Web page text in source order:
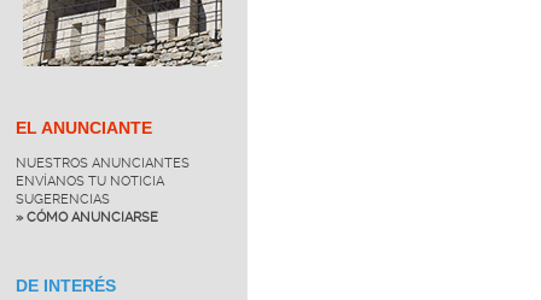
EL ANUNCIANTE
NUESTROS ANUNCIANTES
ENVÍANOS TU NOTICIA
SUGERENCIAS
» CÓMO ANUNCIARSE
DE INTERÉS